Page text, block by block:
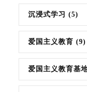
沉浸式学习 (5)
爱国主义教育 (9)
爱国主义教育基